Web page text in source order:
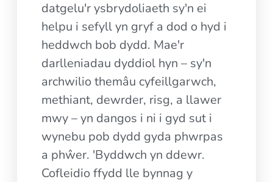
datgelu'r ysbrydoliaeth sy'n ei
helpu i sefyll yn gryf a dod o hyd i
heddwch bob dydd. Mae'r
darlleniadau dyddiol hyn – sy'n
archwilio themâu cyfeillgarwch,
methiant, dewrder, risg, a llawer
mwy – yn dangos i ni i gyd sut i
wynebu pob dydd gyda phwrpas
a phŵer. 'Byddwch yn ddewr.
Cofleidio ffydd lle bynnag y